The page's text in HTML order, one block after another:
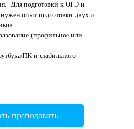
преподавать
Для подготовки к ОГЭ и
опыт подготовки двух и
(профильное или
ПК и стабильного